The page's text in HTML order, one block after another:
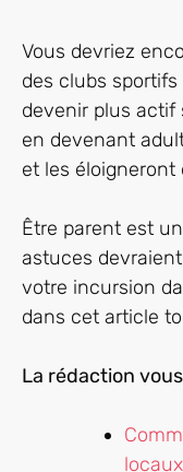
Vous devriez
des clubs
devenir plus actif
en devenant
et les éloigneront
Être parent est
astuces
votre incursion
dans cet article
La rédaction
locaux